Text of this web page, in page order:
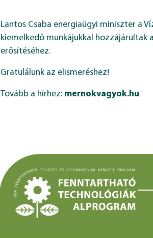
Lantos Csaba energiaügyi miniszter a
kiemelkedő munkájukkal hozzájárultak
erősítéséhez.
Gratulálunk az elismeréshez!
Tovább a hírhez: mernokvagyok.hu